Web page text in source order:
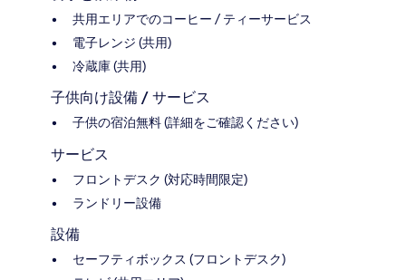
共用エリアでのコーヒー / ティーサービス
電子レンジ (共用)
冷蔵庫 (共用)
子供向け設備 / サービス
子供の宿泊無料 (詳細をご確認ください)
サービス
フロントデスク (対応時間限定)
ランドリー設備
設備
セーフティボックス (フロントデスク)